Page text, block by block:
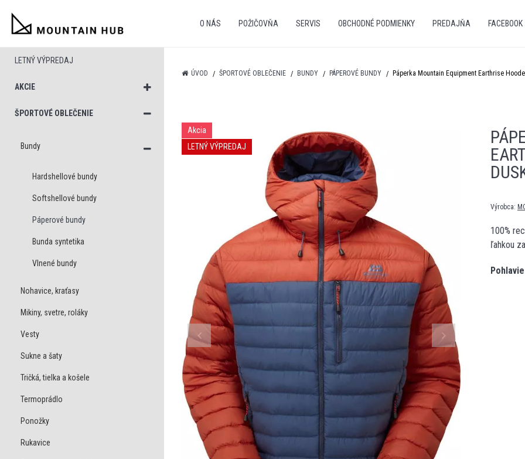
O NÁS POŽIČOVŇA SERVIS OBCHODNÉ PODMIENKY PREDAJŇA FACEBOOK
LETNÝ VÝPREDAJ
AKCIE
ŠPORTOVÉ OBLEČENIE
Bundy
Hardshellové bundy
Softshellové bundy
Páperové bundy
Bunda syntetika
Vlnené bundy
Nohavice, kraťasy
Mikiny, svetre, roláky
Vesty
Sukne a šaty
Tričká, tielka a košele
Termoprádlo
Ponožky
Rukavice
ÚVOD ŠPORTOVÉ OBLEČENIE BUNDY PÁPEROVÉ BUNDY Páperka Mountain Equipment Earthrise
Akcia
LETNÝ VÝPREDAJ
Výrobca:
100%
ľahkou
Pohlavie